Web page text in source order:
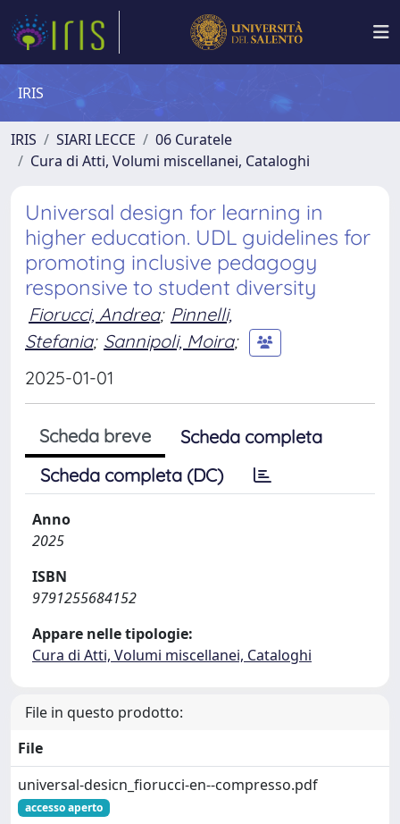
IRIS
IRIS SIARI LECCE
06 Curatele
Cura di Atti, Volumi miscellanei, Cataloghi
Universal design for learning in
higher education. UDL guidelines for
promoting inclusive pedagogy
responsive to student diversity
Fiorucci, Andrea; Pinnelli,
Stefania; Sannipoli, Moira;
2025-01-01
Scheda breve
Scheda completa
Scheda completa (DC)
Anno
2025
ISBN
9791255684152
Appare nelle tipologie:
Cura di Atti, Volumi miscellanei, Cataloghi
File in questo prodotto:
File
universal-desicn_fiorucci-en--compresso.pdf
accesso aperto